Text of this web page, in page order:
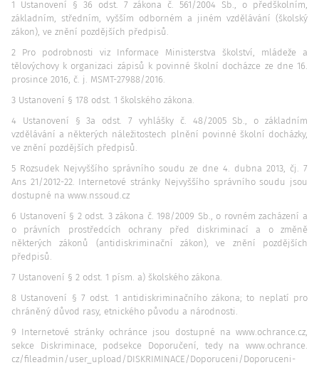
1 Ustanovení § 36 odst. 7 zákona č. 561/2004 Sb., o předškolním,
základním, středním, vyšším odborném a jiném vzdělávání (školský
zákon), ve znění pozdějších předpisů.
2 Pro podrobnosti viz Informace Ministerstva školství, mládeže a
tělovýchovy k organizaci zápisů k povinné školní docházce ze dne 16.
prosince 2016, č. j. MSMT-27988/2016.
3 Ustanovení § 178 odst. 1 školského zákona.
4 Ustanovení § 3a odst. 7 vyhlášky č. 48/2005 Sb., o základním
vzdělávání a některých náležitostech plnění povinné školní docházky,
ve znění pozdějších předpisů.
5 Rozsudek Nejvyššího správního soudu ze dne 4. dubna 2013, čj. 7
Ans 21/2012-22. Internetové stránky Nejvyššího správního soudu jsou
dostupné na www.nssoud.cz
6 Ustanovení § 2 odst. 3 zákona č. 198/2009 Sb., o rovném zacházení a
o právních prostředcích ochrany před diskriminací a o změně
některých zákonů (antidiskriminační zákon), ve znění pozdějších
předpisů.
7 Ustanovení § 2 odst. 1 písm. a) školského zákona.
8 Ustanovení § 7 odst. 1 antidiskriminačního zákona; to neplatí pro
chráněný důvod rasy, etnického původu a národnosti.
9 Internetové stránky ochránce jsou dostupné na www.ochrance.cz,
sekce Diskriminace, podsekce Doporučení, tedy na www.ochrance.
cz/fileadmin/user_upload/DISKRIMINACE/Doporuceni/Doporuceni-